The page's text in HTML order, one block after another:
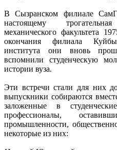
В Сызранском филиале
настоящему
механического факультета
окончания филиала
института они вновь
вспомнили студенческую
истории вуза.
Эти встречи стали для них
выпускники собираются
заложенные в
профессионалы,
промышленности,
некоторые из них: